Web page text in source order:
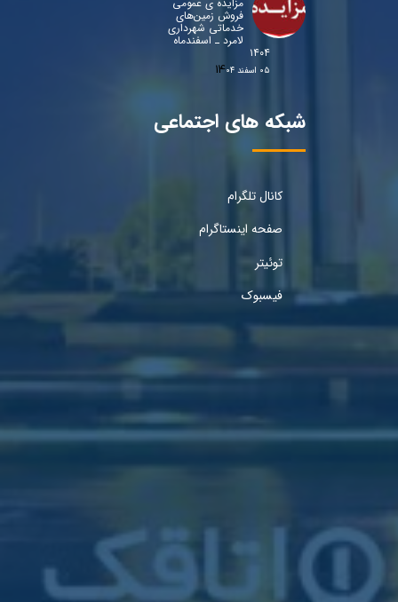
فروش زمین‌های
خدماتی شهرداری
لامرد ـ اسفندماه
۱۴۰۴
۰۵ اسفند ۰۴
شبکه های اجتماعی
کانال تلگرام
صفحه اینستاگرام
توئیتر
فیسبوک